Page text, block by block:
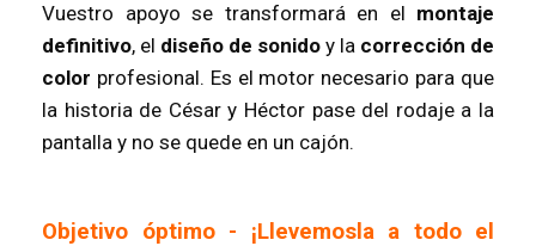
Vuestro apoyo se transformará en el montaje
definitivo, el diseño de sonido y la corrección de
color profesional. Es el motor necesario para que
la historia de César y Héctor pase del rodaje a la
pantalla y no se quede en un cajón.
Objetivo óptimo - ¡Llevemosla a todo el